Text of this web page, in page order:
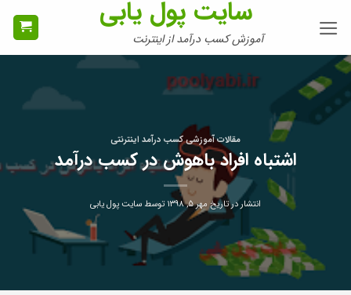
سایت پول یابی
آموزش کسب درآمد از اینترنت
مقالات آموزشی کسب درآمد اینترنتی
اشتباه افراد باهوش در کسب درآمد
انتشار در تاریخمهر ۵, ۱۳۹۸ توسط سایت پول یابی